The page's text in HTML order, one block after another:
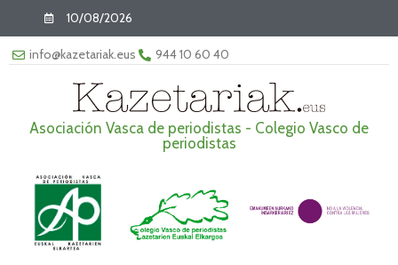
10/08/2026
info@kazetariak.eus 944 10 60 40
Asociación Vasca de periodistas - Colegio Vasco de
periodistas